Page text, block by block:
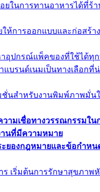
ยในการทานอาหารได้ที่ร้า
ให้การออกแบบและก่อสร้า
อุปกรณ์แพ็คของที่ใช้ได้ทุก
แบรนด์เนมเป็นทางเลือกที่
ชั่นสำหรับงานพิมพ์ภาพมั่น
วามเชื่อทางวรรณกรรมใน
านที่มีความหมาย
ะยองกฎหมายและข้อกำหน
ร เริ่มต้นการรักษาสุขภาพ